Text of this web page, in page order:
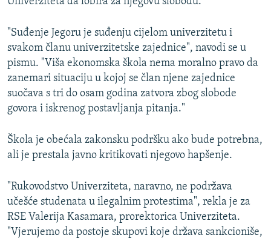
"Suđenje Jegoru je suđenju cijelom univerzitetu i
svakom članu univerzitetske zajednice", navodi se u
pismu. "Viša ekonomska škola nema moralno pravo da
zanemari situaciju u kojoj se član njene zajednice
suočava s tri do osam godina zatvora zbog slobode
govora i iskrenog postavljanja pitanja."
Škola je obećala zakonsku podršku ako bude potrebna,
ali je prestala javno kritikovati njegovo hapšenje.
"Rukovodstvo Univerziteta, naravno, ne podržava
učešće studenata u ilegalnim protestima", rekla je za
RSE Valerija Kasamara, prorektorica Univerziteta.
"Vjerujemo da postoje skupovi koje država sankcioniše,